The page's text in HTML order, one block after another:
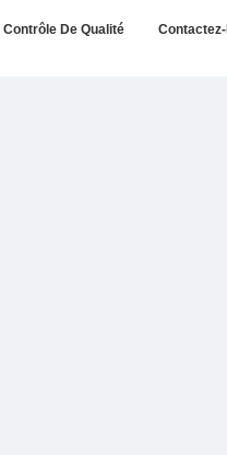
Contrôle De Qualité